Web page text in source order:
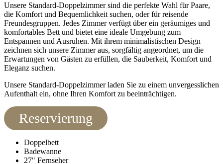
Unsere Standard-Doppelzimmer sind die perfekte Wahl für Paare,
die Komfort und Bequemlichkeit suchen, oder für reisende
Freundesgruppen. Jedes Zimmer verfügt über ein geräumiges und
komfortables Bett und bietet eine ideale Umgebung zum
Entspannen und Ausruhen. Mit ihrem minimalistischen Design
zeichnen sich unsere Zimmer aus, sorgfältig angeordnet, um die
Erwartungen von Gästen zu erfüllen, die Sauberkeit, Komfort und
Eleganz suchen.
Unsere Standard-Doppelzimmer laden Sie zu einem unvergesslichen
Aufenthalt ein, ohne Ihren Komfort zu beeinträchtigen.
Reservierung
Doppelbett
Badewanne
27" Fernseher